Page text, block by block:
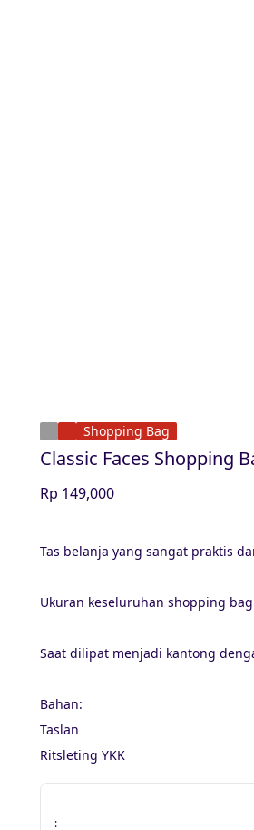
Shopping Bag
Classic Faces Shopping
Rp 149,000
Tas belanja yang sangat praktis
Ukuran keseluruhan shopping bag
Saat dilipat menjadi kantong
Bahan:
Taslan
Ritsleting YKK
: